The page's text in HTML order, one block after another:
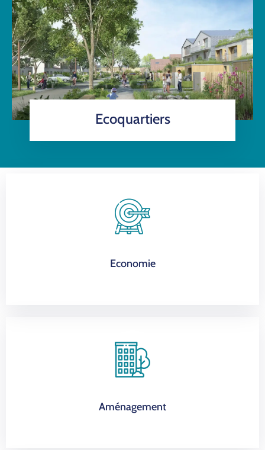
Ecoquartiers
Economie
Aménagement